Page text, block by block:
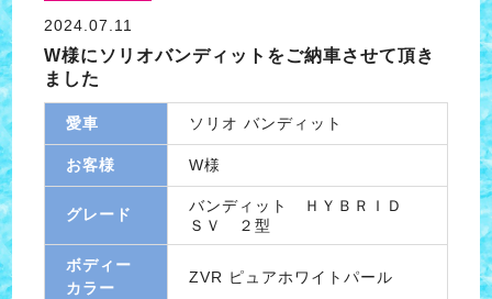
2024.07.11
W様にソリオバンディットをご納車させて頂き
ました
愛車 ソリオ バンディット
お客様 W様
グレード
バンディット ＨＹＢＲＩＤ
ＳＶ ２型
ボディー
カラー
ZVR ピュアホワイトパール